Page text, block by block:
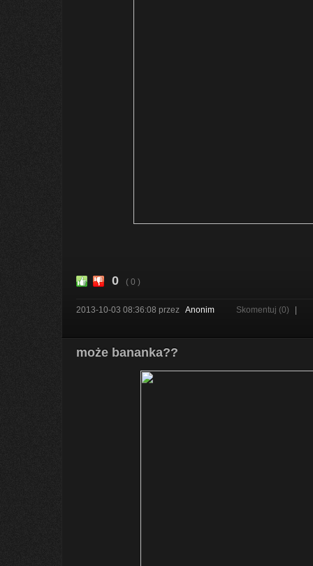
0 ( 0 )
2013-10-03 08:36:08 przez Anonim Skomentuj (0)
może bananka??